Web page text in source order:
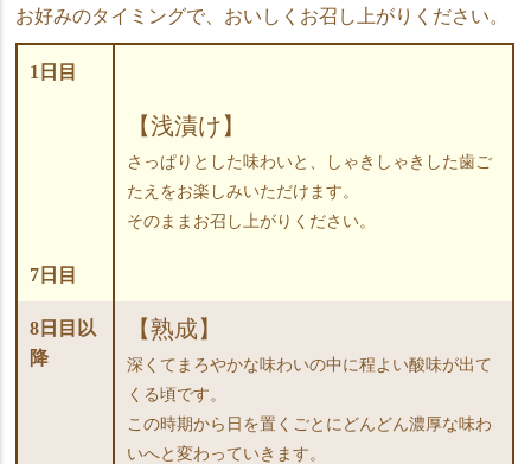
お好みのタイミングで、おいしくお召し上がりください。
1日目
【浅漬け】
さっぱりとした味わいと、しゃきしゃきした歯ご
たえをお楽しみいただけます。
そのままお召し上がりください。
7日目
8日目以
降
【熟成】
深くてまろやかな味わいの中に程よい酸味が出て
くる頃です。
この時期から日を置くごとにどんどん濃厚な味わ
いへと変わっていきます。